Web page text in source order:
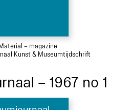
– magazine
Kunst & Museumtijdschrift
– 1967 no 1